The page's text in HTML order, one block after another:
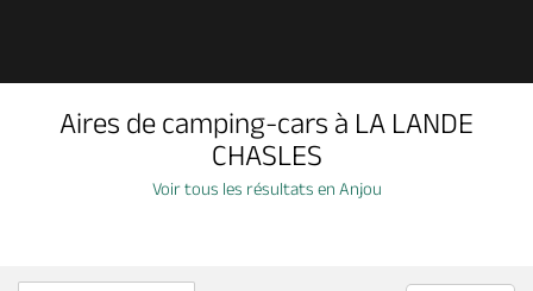
À voir, à faire
Aires de camping-cars à LA LANDE
CHASLES
Voir tous les résultats en Anjou